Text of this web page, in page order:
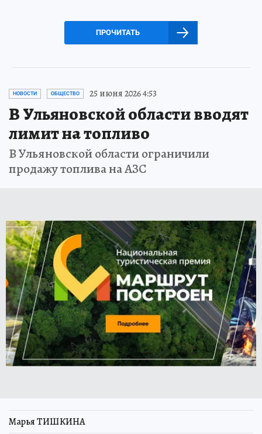
ПРОЧИТАТЬ
НОВОСТИ ОБЩЕСТВО 25 июня 2026 4:53
В Ульяновской области вводят
лимит на топливо
В Ульяновской области ограничили
продажу топлива на АЗС
Марья ТИШКИНА